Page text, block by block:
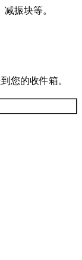
减振块等。
您的收件箱。